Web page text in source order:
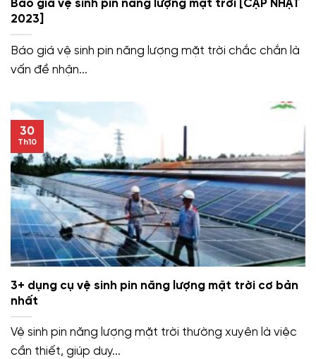
Báo giá vệ sinh pin năng lượng mặt trời [CẬP NHẬT
2023]
Báo giá vệ sinh pin năng lượng mặt trời chắc chắn là
vấn đề nhận...
3+ dụng cụ vệ sinh pin năng lượng mặt trời cơ bản
nhất
Vệ sinh pin năng lượng mặt trời thường xuyên là việc
cần thiết, giúp duy...
30
Th10